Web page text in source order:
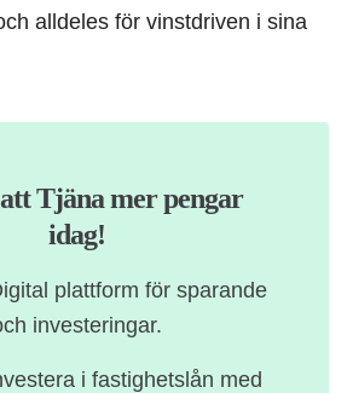
alldeles för vinstdriven i sina
Tjäna mer pengar
idag!
plattform för sparande
investeringar.
i fastighetslån med